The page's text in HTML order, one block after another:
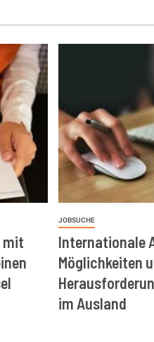
mit
JOBSUCHE
Internationale
Möglichkeiten
im Ausland